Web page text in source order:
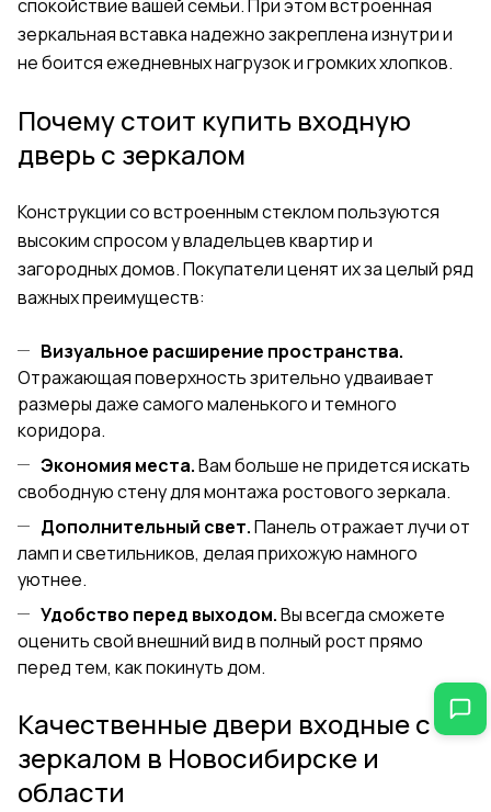
спокойствие вашей семьи. При этом встроенная
зеркальная вставка надежно закреплена изнутри и
не боится ежедневных нагрузок и громких хлопков.
Почему стоит купить входную
дверь с зеркалом
Конструкции со встроенным стеклом пользуются
высоким спросом у владельцев квартир и
загородных домов. Покупатели ценят их за целый ряд
важных преимуществ:
Визуальное расширение пространства.
Отражающая поверхность зрительно удваивает
размеры даже самого маленького и темного
коридора.
Экономия места.Вам больше не придется искать
свободную стену для монтажа ростового зеркала.
Дополнительный свет.Панель отражает лучи от
ламп и светильников, делая прихожую намного
уютнее.
Удобство перед выходом.Вы всегда сможете
оценить свой внешний вид в полный рост прямо
перед тем, как покинуть дом.
Качественные двери входные с
зеркалом в Новосибирске и
области